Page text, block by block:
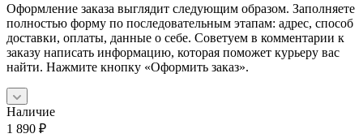
Оформление заказа выглядит следующим образом. Заполняете
полностью форму по последовательным этапам: адрес, способ
доставки, оплаты, данные о себе. Советуем в комментарии к
заказу написать информацию, которая поможет курьеру вас
найти. Нажмите кнопку «Оформить заказ».
Наличие
1 890 ₽